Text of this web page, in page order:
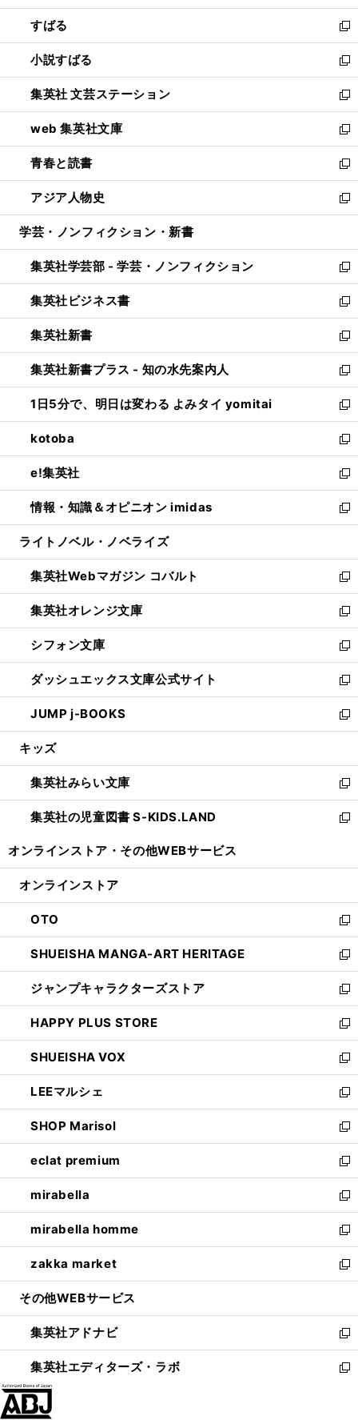
開
く
ウ
で
開
く
ン
ド
ウ
で
開
く
すばる
新
し
い
ウ
ィ
ン
ド
ウ
で
開
く
小説すばる
新
し
い
ウ
ィ
ン
ド
ウ
で
開
集英社 文芸ステーション
新
し
い
ウ
ィ
ン
ド
ウ
開
く
web 集英社文庫
新
し
い
ウ
ィ
ン
ウ
で
開
く
青春と読書
新
し
い
ウ
ン
ド
ウ
で
開
く
アジア人物史
新
し
ウ
ィ
ン
ド
ウ
で
開
く
学芸・ノンフィクション・新書
集英社学芸部 - 学芸・ノンフィクション
新
し
い
ウ
ィ
ン
ド
ウ
で
開
く
集英社ビジネス書
新
し
い
ウ
ィ
ン
ド
ウ
で
開
く
集英社新書
新
し
い
ウ
ィ
ン
ド
ウ
で
開
く
集英社新書プラス - 知の水先案内人
新
し
い
ウ
ィ
ン
ド
ウ
で
開
1日5分で、明日は変わる よみタイ yomitai
新
し
い
ウ
ィ
ン
ド
ウ
開
く
kotoba
新
し
い
ウ
ィ
ン
ウ
で
開
く
e!集英社
新
し
い
ウ
ン
ド
ウ
で
開
く
情報・知識＆オピニオン imidas
新
し
ウ
ィ
ン
ド
ウ
で
開
く
ライトノベル・ノベライズ
集英社Webマガジン コバルト
新
し
い
ウ
ィ
ン
ド
ウ
で
開
集英社オレンジ文庫
新
し
い
ウ
ィ
ン
ド
ウ
開
く
シフォン文庫
新
し
い
ウ
ィ
ン
ウ
で
開
く
ダッシュエックス文庫公式サイト
新
し
い
ウ
ン
ド
ウ
で
JUMP j-BOOKS
新
し
ウ
ィ
ン
ド
開
キッズ
集英社みらい文庫
新
し
い
ン
ウ
で
開
く
集英社の児童図書 S-KIDS.LAND
新
ウ
ン
ド
ウ
で
開
く
オンラインストア・ その他WEBサービス
オンラインストア
OTO
新
し
い
ウ
ィ
ン
ド
ウ
で
開
く
SHUEISHA MANGA-ART HERITAGE
新
し
い
ウ
ィ
ン
ド
ウ
で
開
く
ジャンプキャラクターズストア
新
し
い
ウ
ィ
ン
ド
ウ
で
開
く
HAPPY PLUS STORE
新
し
い
ウ
ィ
ン
ド
ウ
で
開
く
SHUEISHA VOX
新
し
い
ウ
ィ
ン
ド
ウ
で
開
く
LEEマルシェ
新
し
い
ウ
ィ
ン
ド
ウ
で
開
く
SHOP Marisol
新
し
い
ウ
ィ
ン
ド
ウ
で
開
eclat premium
新
し
い
ウ
ィ
ン
ド
ウ
開
く
mirabella
新
し
い
ウ
ィ
ン
ウ
で
開
く
mirabella homme
新
し
い
ウ
ン
ド
ウ
で
zakka market
新
し
ウ
ィ
ン
ド
その他WEBサービス
集英社アドナビ
新
し
い
集英社エディターズ・ラボ
新